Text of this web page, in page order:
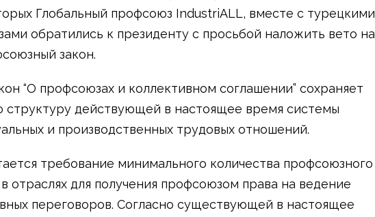
Глобальный профсоюз IndustriALL, вместе с турецкими
обратились к президенту с просьбой наложить вето на
закон.
“О профсоюзах и коллективном соглашении” сохраняет
структуру действующей в настоящее время системы
и производственных трудовых отношений.
требование минимального количества профсоюзного
отраслях для получения профсоюзом права на ведение
переговоров. Согласно существующей в настоящее